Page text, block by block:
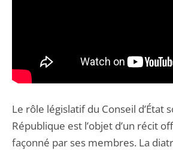
Le rôle législatif du Conseil d’État
République est l’objet d’un récit
façonné par ses membres. La